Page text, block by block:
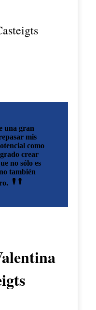
una gran
mis
como
crear
no sólo es
también